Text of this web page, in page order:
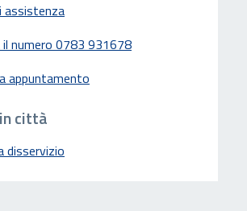
assistenza
il numero 0783 931678
appuntamento
città
disservizio